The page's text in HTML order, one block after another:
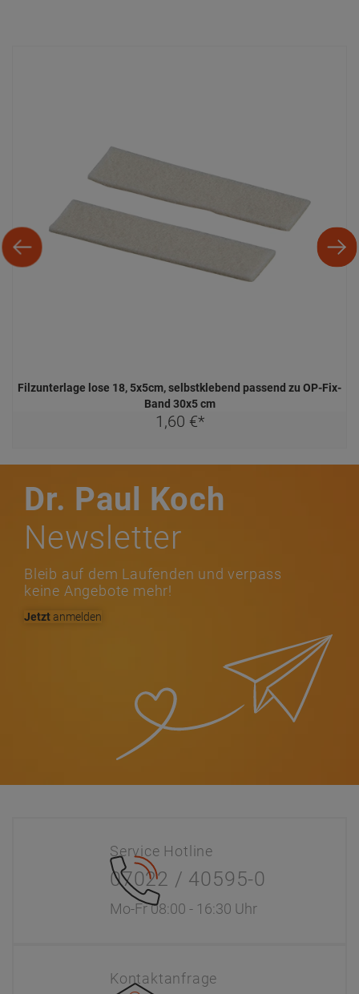
Filzunterlage lose 18, 5x5cm, selbstklebend passend zu OP-Fix-
Band 30x5 cm
1,60 €*
Dr. Paul Koch
Newsletter
Bleib auf dem Laufenden und verpass
keine Angebote mehr!
Jetztanmelden
Service Hotline
07022 / 40595-0
Mo-Fr 08:00 - 16:30 Uhr
Kontaktanfrage